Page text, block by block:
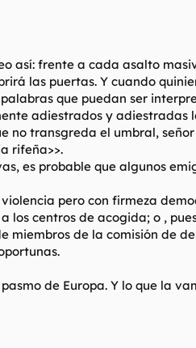
así: frente a cada asalto
las puertas. Y cuando
que puedan ser
adiestrados y adiestradas
no transgreda el umbral,
rifeña>>.
es probable que algunos
pero con firmeza
los centros de acogida; o ,
miembros de la comisión de
de Europa. Y lo que la